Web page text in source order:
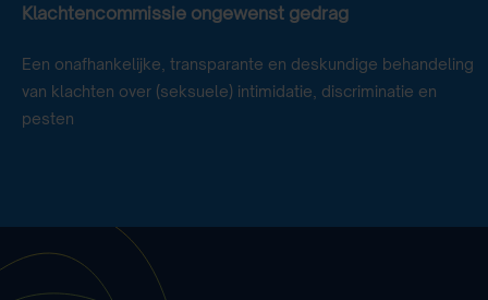
Klachtencommissie ongewenst gedrag
Een onafhankelijke, transparante en deskundige behandeling
van klachten over (seksuele) intimidatie, discriminatie en
pesten